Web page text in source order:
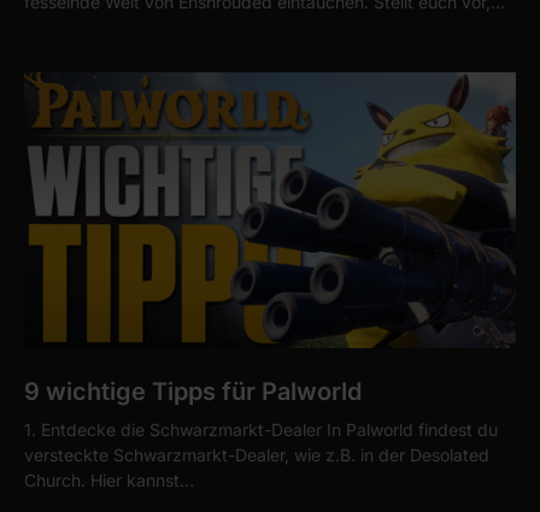
9 wichtige Tipps für Palworld
1. Entdecke die Schwarzmarkt-Dealer In Palworld findest du
versteckte Schwarzmarkt-Dealer, wie z.B. in der Desolated
Church. Hier kannst…